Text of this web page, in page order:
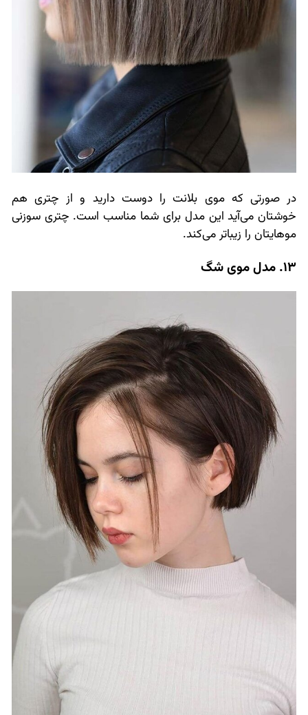
در صورتی که موی بلانت را دوست دارید و از چتری هم
خوشتان می‌آید این مدل برای شما مناسب است. چتری سوزنی
موهایتان را زیباتر می‌کند.
13. مدل موی شگ